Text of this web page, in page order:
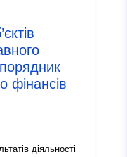
фінансів
діяльності